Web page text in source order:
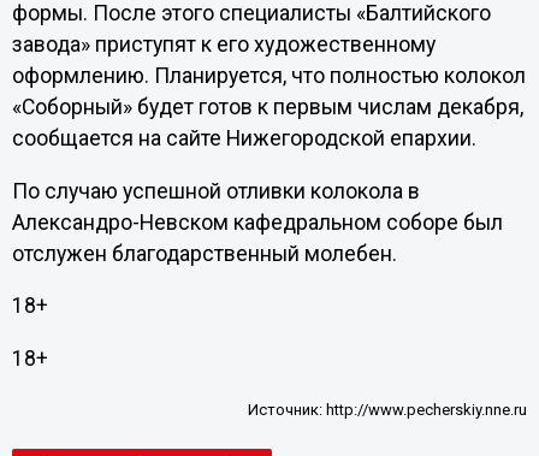
формы. После этого специалисты «Балтийского
завода» приступят к его художественному
оформлению. Планируется, что полностью колокол
«Соборный» будет готов к первым числам декабря,
сообщается на сайте Нижегородской епархии.
По случаю успешной отливки колокола в
Александро-Невском кафедральном соборе был
отслужен благодарственный молебен.
18+
18+
Источник: http://www.pecherskiy.nne.ru